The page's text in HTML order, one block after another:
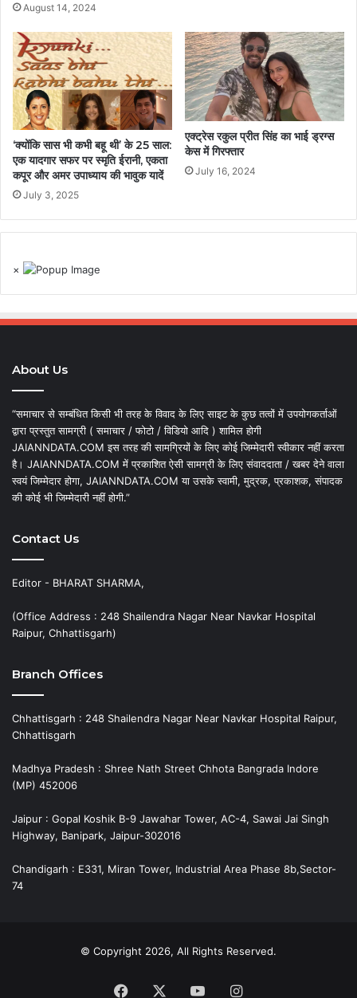
August 14, 2024
‘क्योंकि सास भी कभी बहू थी’ के 25 साल:
एक यादगार सफर पर स्मृति ईरानी, एकता
कपूर और अमर उपाध्याय की भावुक यादें
July 3, 2025
एक्ट्रेस रकुल प्रीत सिंह का भाई ड्रग्स
केस में गिरफ्तार
July 16, 2024
×
About Us
“समाचार से सम्बंधित किसी भी तरह के विवाद के लिए साइट के कुछ तत्वों में उपयोगकर्ताओं
द्वारा प्रस्तुत सामग्री ( समाचार / फोटो / विडियो आदि ) शामिल होगी
JAIANNDATA.COM इस तरह की सामग्रियों के लिए कोई जिम्मेदारी स्वीकार नहीं करता
है। JAIANNDATA.COM में प्रकाशित ऐसी सामग्री के लिए संवाददाता / खबर देने वाला
स्वयं जिम्मेदार होगा, JAIANNDATA.COM या उसके स्वामी, मुद्रक, प्रकाशक, संपादक
की कोई भी जिम्मेदारी नहीं होगी.”
Contact Us
Editor - BHARAT SHARMA,
(Office Address : 248 Shailendra Nagar Near Navkar Hospital
Raipur, Chhattisgarh)
Branch Offices
Chhattisgarh : 248 Shailendra Nagar Near Navkar Hospital Raipur,
Chhattisgarh
Madhya Pradesh : Shree Nath Street Chhota Bangrada Indore
(MP) 452006
Jaipur : Gopal Koshik B-9 Jawahar Tower, AC-4, Sawai Jai Singh
Highway, Banipark, Jaipur-302016
Chandigarh : E331, Miran Tower, Industrial Area Phase 8b,Sector-
74
© Copyright 2026, All Rights Reserved.
Facebook YouTubeInstagram